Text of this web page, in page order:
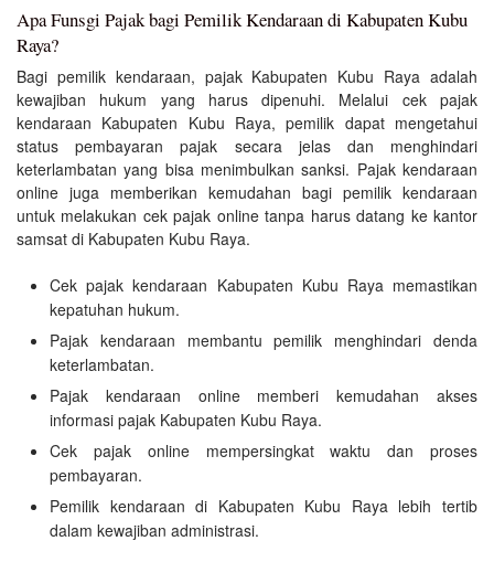
Apa Funsgi Pajak bagi Pemilik Kendaraan di Kabupaten Kubu
Raya?
Bagi pemilik kendaraan, pajak Kabupaten Kubu Raya adalah
kewajiban hukum yang harus dipenuhi. Melalui cek pajak
kendaraan Kabupaten Kubu Raya, pemilik dapat mengetahui
status pembayaran pajak secara jelas dan menghindari
keterlambatan yang bisa menimbulkan sanksi. Pajak kendaraan
online juga memberikan kemudahan bagi pemilik kendaraan
untuk melakukan cek pajak online tanpa harus datang ke kantor
samsat di Kabupaten Kubu Raya.
Cek pajak kendaraan Kabupaten Kubu Raya memastikan
kepatuhan hukum.
Pajak kendaraan membantu pemilik menghindari denda
keterlambatan.
Pajak kendaraan online memberi kemudahan akses
informasi pajak Kabupaten Kubu Raya.
Cek pajak online mempersingkat waktu dan proses
pembayaran.
Pemilik kendaraan di Kabupaten Kubu Raya lebih tertib
dalam kewajiban administrasi.